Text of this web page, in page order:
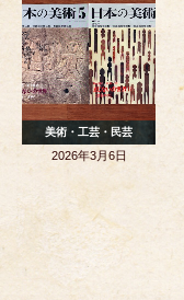
美術・工芸・民芸
2026年3月6日